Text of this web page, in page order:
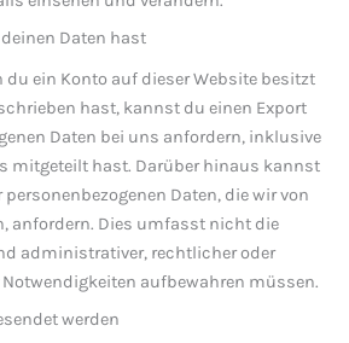
Daten hast
du ein Konto auf dieser Website besitzt
hast, kannst du einen Export
Daten bei uns anfordern, inklusive
mitgeteilt hast. Darüber hinaus kannst
Daten, die wir von
anfordern. Dies umfasst nicht die
administrativer, rechtlicher oder
aufbewahren müssen.
werden